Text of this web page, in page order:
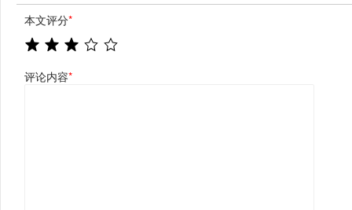
本文评分*
评论内容*